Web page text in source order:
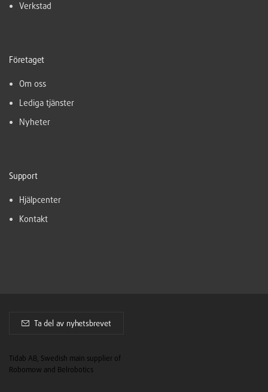
Verkstad
Företaget
Om oss
Lediga tjänster
Nyheter
Support
Hjälpcenter
Kontakt
Ta del av nyhetsbrevet
Tidab AB, Swedish main supplier of
Robomow and Belrobotics